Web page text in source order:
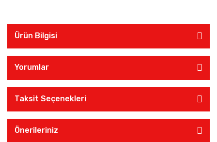
Ürün Bilgisi
Yorumlar
Taksit Seçenekleri
Önerileriniz